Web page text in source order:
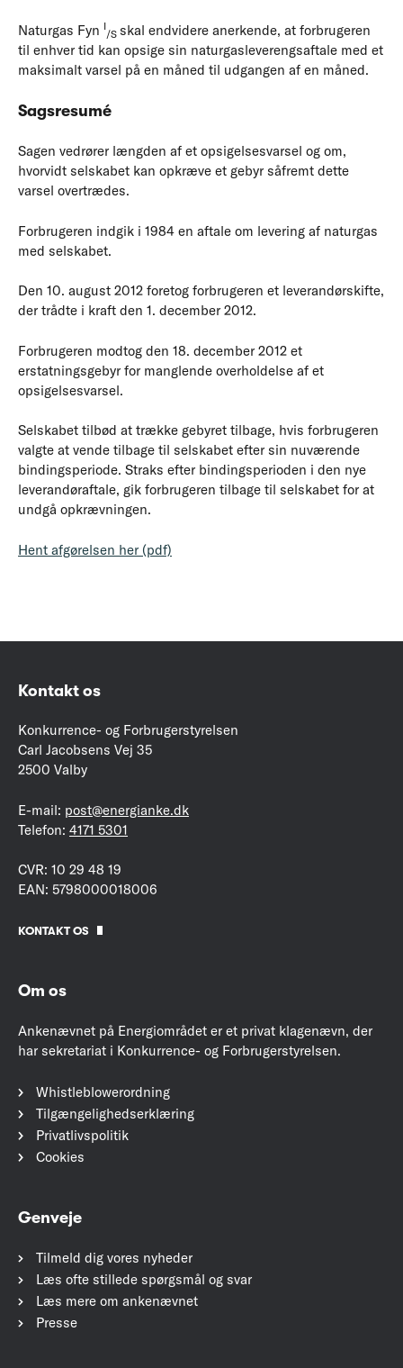
Naturgas Fyn I
/S skal endvidere anerkende, at forbrugeren
til enhver tid kan opsige sin naturgasleverengsaftale med et
maksimalt varsel på en måned til udgangen af en måned.
Sagsresumé
Sagen vedrører længden af et opsigelsesvarsel og om,
hvorvidt selskabet kan opkræve et gebyr såfremt dette
varsel overtrædes.
Forbrugeren indgik i 1984 en aftale om levering af naturgas
med selskabet.
Den 10. august 2012 foretog forbrugeren et leverandørskifte,
der trådte i kraft den 1. december 2012.
Forbrugeren modtog den 18. december 2012 et
erstatningsgebyr for manglende overholdelse af et
opsigelsesvarsel.
Selskabet tilbød at trække gebyret tilbage, hvis forbrugeren
valgte at vende tilbage til selskabet efter sin nuværende
bindingsperiode. Straks efter bindingsperioden i den nye
leverandøraftale, gik forbrugeren tilbage til selskabet for at
undgå opkrævningen.
Hent afgørelsen her (pdf)
Kontakt os
Konkurrence- og Forbrugerstyrelsen
Carl Jacobsens Vej 35
2500 Valby
E-mail: post@energianke.dk
Telefon: 4171 5301
CVR: 10 29 48 19
EAN: 5798000018006
KONTAKT OS
Om os
Ankenævnet på Energiområdet er et privat klagenævn, der
har sekretariat i Konkurrence- og Forbrugerstyrelsen.
Whistleblowerordning
Tilgængelighedserklæring
Privatlivspolitik
Cookies
Genveje
Tilmeld dig vores nyheder
Læs ofte stillede spørgsmål og svar
Læs mere om ankenævnet
Presse